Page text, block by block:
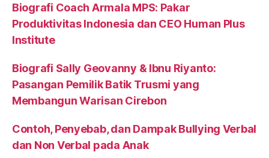
Biografi Coach Armala MPS: Pakar
Produktivitas Indonesia dan CEO Human Plus
Institute
Biografi Sally Geovanny & Ibnu Riyanto:
Pasangan Pemilik Batik Trusmi yang
Membangun Warisan Cirebon
Contoh, Penyebab, dan Dampak Bullying Verbal
dan Non Verbal pada Anak